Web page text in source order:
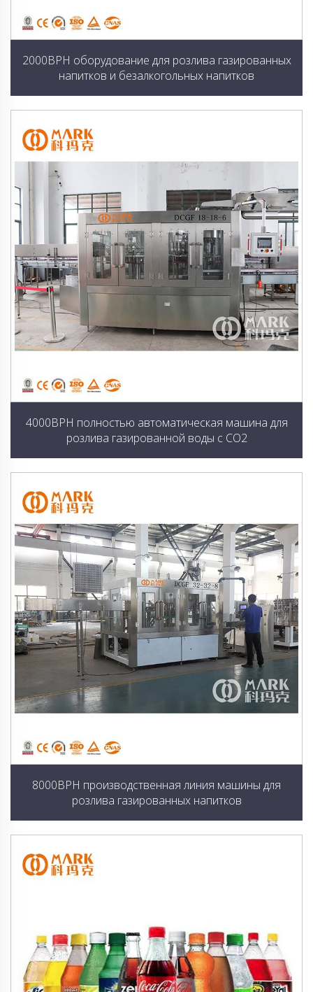
2000BPH оборудование для розлива газированных
напитков и безалкогольных напитков
4000BPH полностью автоматическая машина для
розлива газированной воды с CO2
8000BPH производственная линия машины для
розлива газированных напитков